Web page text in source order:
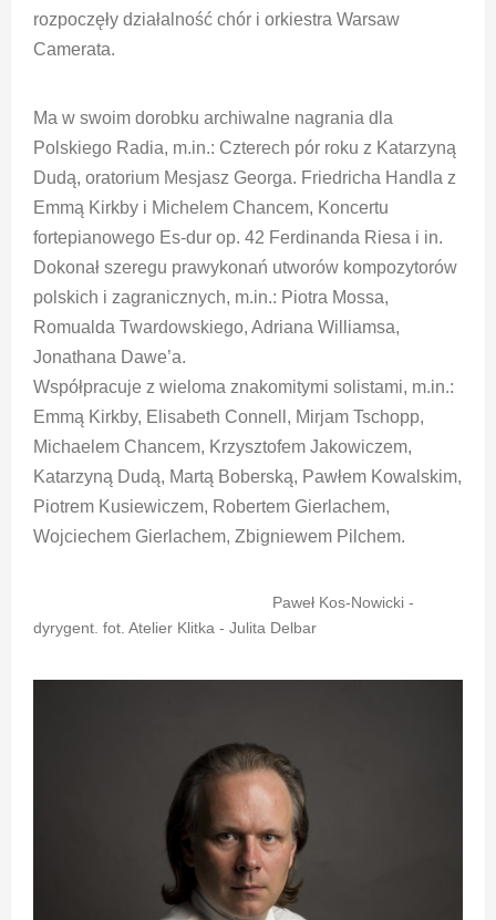
rozpoczęły działalność chór i orkiestra Warsaw
Camerata.
Ma w swoim dorobku archiwalne nagrania dla
Polskiego Radia, m.in.: Czterech pór roku z Katarzyną
Dudą, oratorium Mesjasz Georga. Friedricha Handla z
Emmą Kirkby i Michelem Chancem, Koncertu
fortepianowego Es-dur op. 42 Ferdinanda Riesa i in.
Dokonał szeregu prawykonań utworów kompozytorów
polskich i zagranicznych, m.in.: Piotra Mossa,
Romualda Twardowskiego, Adriana Williamsa,
Jonathana Dawe’a.
Współpracuje z wieloma znakomitymi solistami, m.in.:
Emmą Kirkby, Elisabeth Connell, Mirjam Tschopp,
Michaelem Chancem, Krzysztofem Jakowiczem,
Katarzyną Dudą, Martą Boberską, Pawłem Kowalskim,
Piotrem Kusiewiczem, Robertem Gierlachem,
Wojciechem Gierlachem, Zbigniewem Pilchem.
Paweł Kos-Nowicki -
dyrygent. fot. Atelier Klitka - Julita Delbar